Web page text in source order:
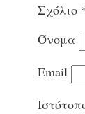
Σχόλιο
Όνομα
Email